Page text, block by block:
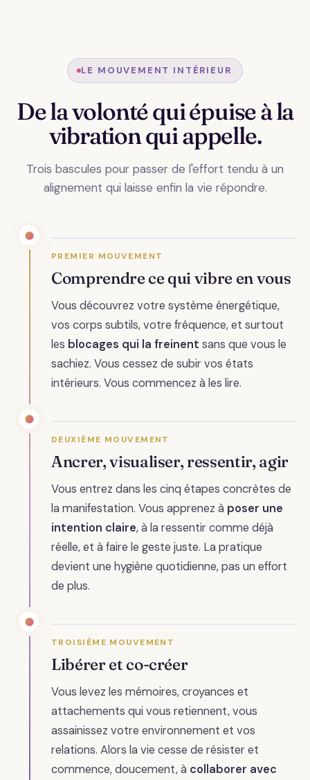
LE MOUVEMENT INTÉRIEUR
De la volonté qui épuise à la
vibration qui appelle.
Trois bascules pour passer de l'effort tendu à un
alignement qui laisse enfin la vie répondre.
PREMIER MOUVEMENT
Comprendre ce qui vibre en vous
Vous découvrez votre système énergétique,
vos corps subtils, votre fréquence, et surtout
les blocages qui la freinent sans que vous le
sachiez. Vous cessez de subir vos états
intérieurs. Vous commencez à les lire.
DEUXIÈME MOUVEMENT
Ancrer, visualiser, ressentir, agir
Vous entrez dans les cinq étapes concrètes de
la manifestation. Vous apprenez à poser une
intention claire, à la ressentir comme déjà
réelle, et à faire le geste juste. La pratique
devient une hygiène quotidienne, pas un effort
de plus.
TROISIÈME MOUVEMENT
Libérer et co-créer
Vous levez les mémoires, croyances et
attachements qui vous retiennent, vous
assainissez votre environnement et vos
relations. Alors la vie cesse de résister et
commence, doucement, à collaborer avec